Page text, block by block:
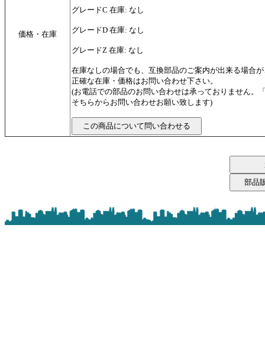
価格・在庫
グレードC 在庫: なし
グレードD 在庫: なし
グレードZ 在庫: なし
在庫なしの場合でも、互換部品のご案内が出来る場合
正確な在庫・価格はお問い合わせ下さい。
(お電話での部品のお問い合わせは承っておりません。
そちらからお問い合わせお願い致します)